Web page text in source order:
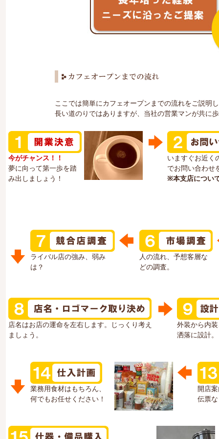
ここでは簡単にカフェオープンまでの流れをご説明
長い道のりではありますが、当社の営業マンが共に
今がチャンス！！
夢に向って第一歩を踏
み出しましょう！
いますぐお近く
でお問い合わせ
※本支店につい
ライバル店の強み、弱み
は？
人の流れ、予想客層な
どの調査。
店名はお店の運命を左右します。じっくり考え
ましょう。
外装から内
洒落に設計。
業務用食材はもちろん、
何でもお任せください！
開店
伝票